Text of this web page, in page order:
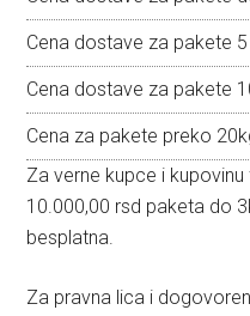
Cena dostave za pakete
Cena dostave za pakete
Cena za pakete preko
Za verne kupce i
10.000,00 rsd paketa do
besplatna.
Za pravna lica i